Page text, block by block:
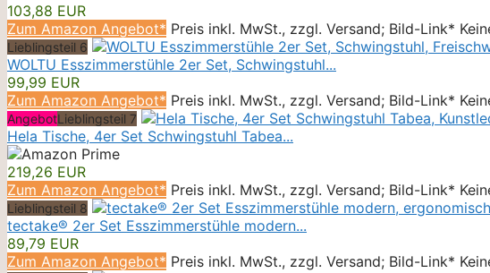
103,88 EUR
Zum Amazon Angebot* Preis inkl. MwSt., zzgl. Versand; Bild-Link*
Lieblingsteil 6
WOLTU Esszimmerstühle 2er Set, Schwingstuhl...
99,99 EUR
Zum Amazon Angebot* Preis inkl. MwSt., zzgl. Versand; Bild-Link*
AngebotLieblingsteil 7
Hela Tische, 4er Set Schwingstuhl Tabea...
219,26 EUR
Zum Amazon Angebot* Preis inkl. MwSt., zzgl. Versand; Bild-Link*
Lieblingsteil 8
tectake® 2er Set Esszimmerstühle modern...
89,79 EUR
Zum Amazon Angebot* Preis inkl. MwSt., zzgl. Versand; Bild-Link*